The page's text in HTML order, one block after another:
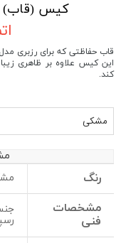
کیس (قاب) رزبری
قاب حفاظتی که برای رزبری مدل 3B و +3B و 2B طراحی شده است.
این کیس علاوه بر ظاهری
کند.
مشکی
رنگ
مشخصات
فنی